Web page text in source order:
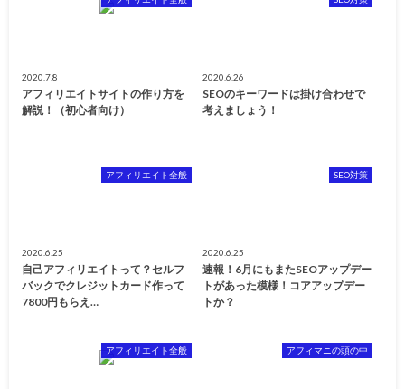
2020.7.8
アフィリエイトサイトの作り方を
解説！（初心者向け）
2020.6.26
SEOのキーワードは掛け合わせで
考えましょう！
アフィリエイト全般
2020.6.25
自己アフィリエイトって？セルフ
バックでクレジットカード作って
7800円もらえ…
SEO対策
2020.6.25
速報！6月にもまたSEOアップデー
トがあった模様！コアアップデー
トか？
アフィリエイト全般 アフィマニの頭の中